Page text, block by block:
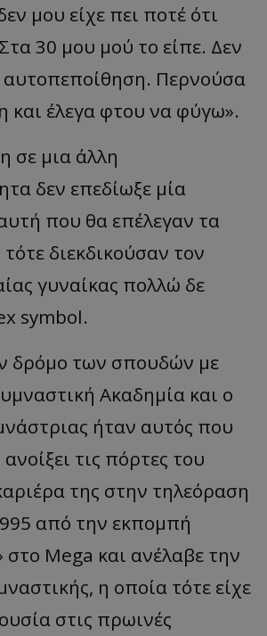
μου είχε πει ποτέ ότι
Στα 30 μου μού το είπε. Δεν
αυτοπεποίθηση. Περνούσα
και έλεγα φτου να φύγω».
σε μια άλλη
α δεν επεδίωξε μία
υτή που θα επέλεγαν τα
τότε διεκδικούσαν τον
γυναίκας πολλώ δε
symbol.
δρόμο των σπουδών με
αστική Ακαδημία και ο
ήταν αυτός που
τις πόρτες του
της στην τηλεόραση
από την εκπομπή
στο Mega και ανέλαβε την
η οποία τότε είχε
στις πρωινές